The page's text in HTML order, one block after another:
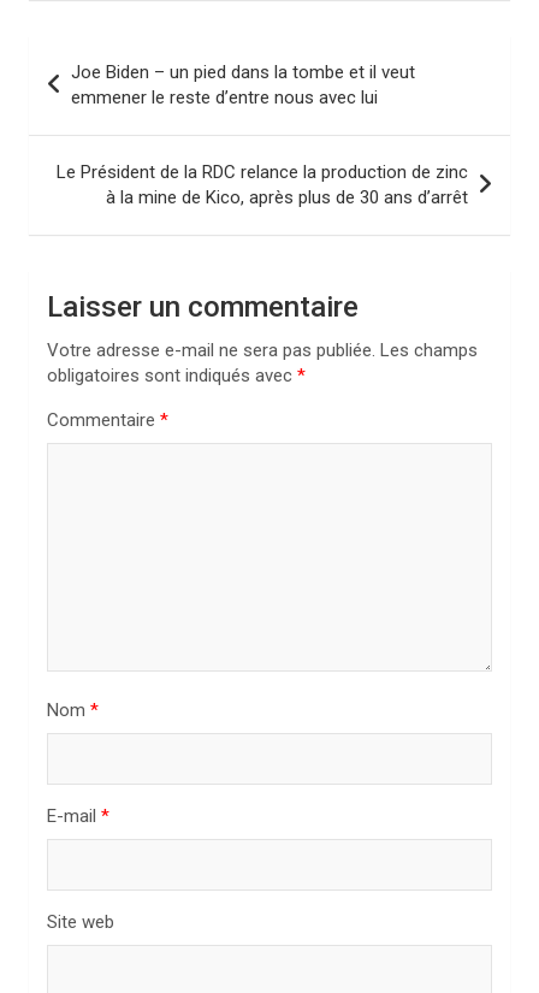
v
a
Joe Biden – un pied dans la tombe et il veut
emmener le reste d’entre nous avec lui
Le Président de la RDC relance la production de zinc
à la mine de Kico, après plus de 30 ans d’arrêt
Laisser un commentaire
Votre adresse e-mail ne sera pas publiée. Les champs
obligatoires sont indiqués avec *
Commentaire *
Nom *
E-mail *
Site web